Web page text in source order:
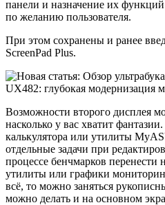
панели и назначение их
по желанию пользователя.
При этом сохранены и ранее
ScreenPad Plus.
Возможности второго дисплея
насколько у вас хватит
калькулятора или утилиты
отдельные задачи при
процессе бенчмарков перенести
утилиты или графики
всё, то можно заняться
можно делать и на основном